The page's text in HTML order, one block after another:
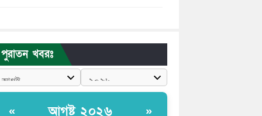
জুলাই কোনো শ্রেণি বা গোষ্ঠীর নয়, এটি সর্বস্তরের
ড. ইউনূস
পাইপ মাথায় হেলমেট পড়ে মাঠে যুবদল নেতা
পুরাতন খবরঃ
« আগষ্ট ২০২৬ »